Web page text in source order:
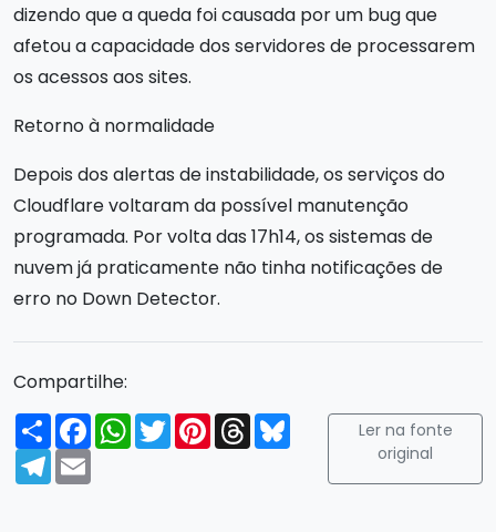
dizendo que a queda foi causada por um bug que
afetou a capacidade dos servidores de processarem
os acessos aos sites.
Retorno à normalidade
Depois dos alertas de instabilidade, os serviços do
Cloudflare voltaram da possível manutenção
programada. Por volta das 17h14, os sistemas de
nuvem já praticamente não tinha notificações de
erro no Down Detector.
Compartilhe:
Compartilhar
FacebookWhatsApp
TwitterPinterest
ThreadsBluesky
Telegram
Email
Ler na fonte
original